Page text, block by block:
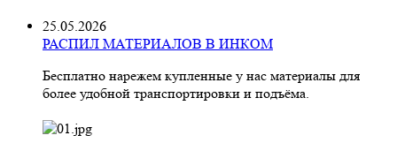
25.05.2026
РАСПИЛ МАТЕРИАЛОВ В ИНКОМ
Бесплатно нарежем купленные у нас материалы для
более удобной транспортировки и подъёма.